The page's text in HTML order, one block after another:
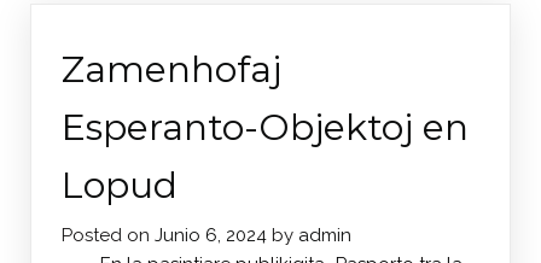
Zamenhofaj
Esperanto-Objektoj en
Lopud
Posted on Junio 6, 2024 by admin